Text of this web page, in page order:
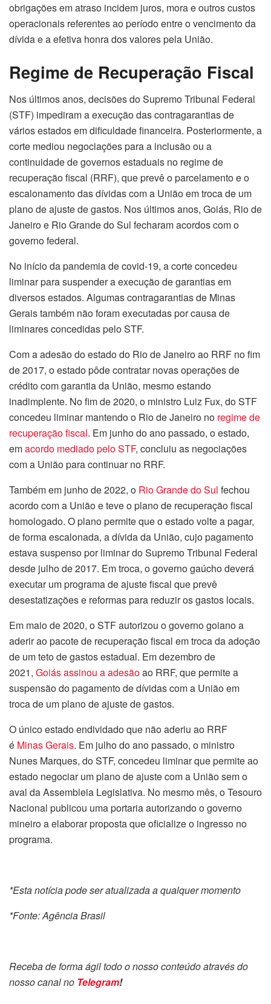
obrigações em atraso incidem juros, mora e outros custos
operacionais referentes ao período entre o vencimento da
dívida e a efetiva honra dos valores pela União.
Regime de Recuperação Fiscal
Nos últimos anos, decisões do Supremo Tribunal Federal
(STF) impediram a execução das contragarantias de
vários estados em dificuldade financeira. Posteriormente, a
corte mediou negociações para a inclusão ou a
continuidade de governos estaduais no regime de
recuperação fiscal (RRF), que prevê o parcelamento e o
escalonamento das dívidas com a União em troca de um
plano de ajuste de gastos. Nos últimos anos, Goiás, Rio de
Janeiro e Rio Grande do Sul fecharam acordos com o
governo federal.
No início da pandemia de covid-19, a corte concedeu
liminar para suspender a execução de garantias em
diversos estados. Algumas contragarantias de Minas
Gerais também não foram executadas por causa de
liminares concedidas pelo STF.
Com a adesão do estado do Rio de Janeiro ao RRF no fim
de 2017, o estado pôde contratar novas operações de
crédito com garantia da União, mesmo estando
inadimplente. No fim de 2020, o ministro Luiz Fux, do STF
concedeu liminar mantendo o Rio de Janeiro no regime de
recuperação fiscal. Em junho do ano passado, o estado,
emacordo mediado pelo STF, concluiu as negociações
com a União para continuar no RRF.
Também em junho de 2022, o Rio Grande do Sul fechou
acordo com a União e teve o plano de recuperação fiscal
homologado. O plano permite que o estado volte a pagar,
de forma escalonada, a dívida da União, cujo pagamento
estava suspenso por liminar do Supremo Tribunal Federal
desde julho de 2017. Em troca, o governo gaúcho deverá
executar um programa de ajuste fiscal que prevê
desestatizações e reformas para reduzir os gastos locais.
Em maio de 2020, o STF autorizou o governo goiano a
aderir ao pacote de recuperação fiscal em troca da adoção
de um teto de gastos estadual. Em dezembro de
2021, Goiás assinou a adesãoao RRF, que permite a
suspensão do pagamento de dívidas com a União em
troca de um plano de ajuste de gastos.
O único estado endividado que não aderiu ao RRF
é Minas Gerais. Em julho do ano passado, o ministro
Nunes Marques, do STF, concedeu liminar que permite ao
estado negociar um plano de ajuste com a União sem o
aval da Assembleia Legislativa. No mesmo mês, o Tesouro
Nacional publicou uma portaria autorizando o governo
mineiro a elaborar proposta que oficialize o ingresso no
programa.
*Esta notícia pode ser atualizada a qualquer momento
*Fonte: Agência Brasil
Receba de forma ágil todo o nosso conteúdo através do
nosso canal no Telegram!